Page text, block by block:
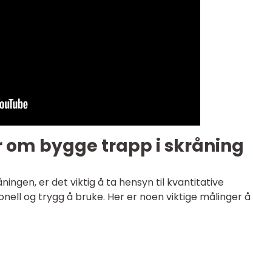
bygge trapp i skråning
er det viktig å ta hensyn til kvantitative
og trygg å bruke. Her er noen viktige målinger å